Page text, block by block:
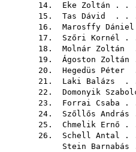
14. Eke Zoltán . .
15. Tas Dávid . .
16. Marosffy Dániel
17. Szőri Kornél .
18. Molnár Zoltán
19. Ágoston Zoltán
20. Hegedüs Péter
21. Laki Balázs .
22. Domonyik
23. Forrai Csaba .
24. Szőllős András
25. Chmelik Ernő .
26. Schell Antal .
Stein Barnabás